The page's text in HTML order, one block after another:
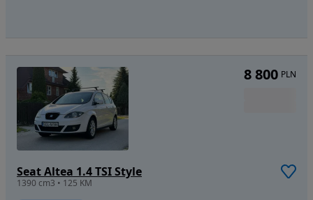
Seat Altea 1.4 TSI Style
1390 cm3 • 125 KM
8 800 PLN